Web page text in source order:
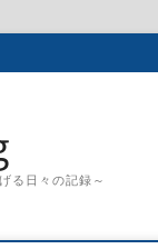
る日々の記録～